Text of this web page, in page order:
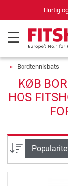
Hurtig
Bordtennisbats
KØB
HOS
sortering